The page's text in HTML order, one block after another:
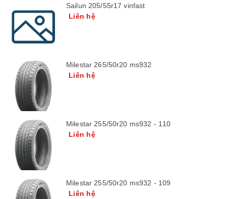
Sailun 205/55r17 vinfast
Liên hệ
Milestar 265/50r20 ms932
Liên hệ
Milestar 255/50r20 ms932 - 110
Liên hệ
Milestar 255/50r20 ms932 - 109
Liên hệ